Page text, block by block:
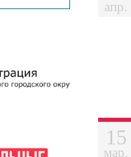
апр.
15
мар.